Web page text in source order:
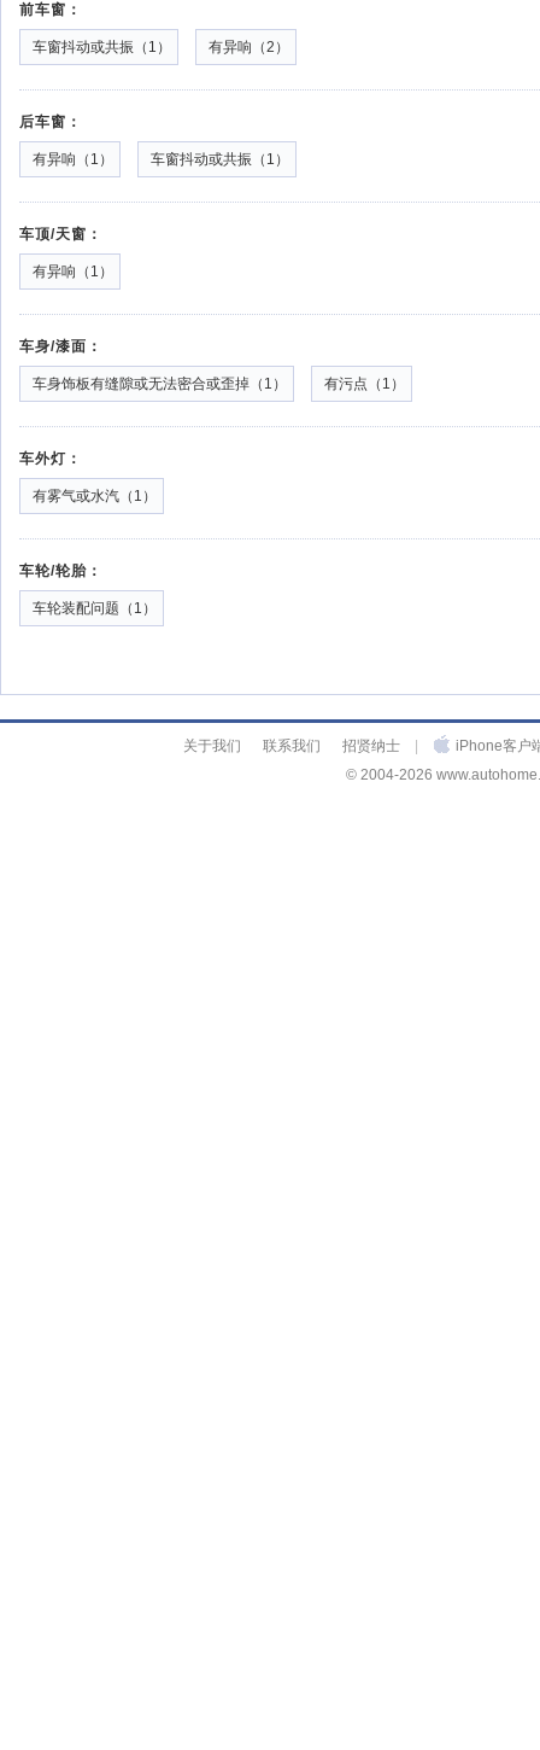
前车窗：
车窗抖动或共振（1） 有异响（2）
后车窗：
有异响（1） 车窗抖动或共振（1）
车顶/天窗：
有异响（1）
车身/漆面：
车身饰板有缝隙或无法密合或歪掉（1） 有污点（1）
车外灯：
有雾气或水汽（1）
车轮/轮胎：
车轮装配问题（1）
关于我们 联系我们 招贤纳士
iPhone客户
© 2004-2026